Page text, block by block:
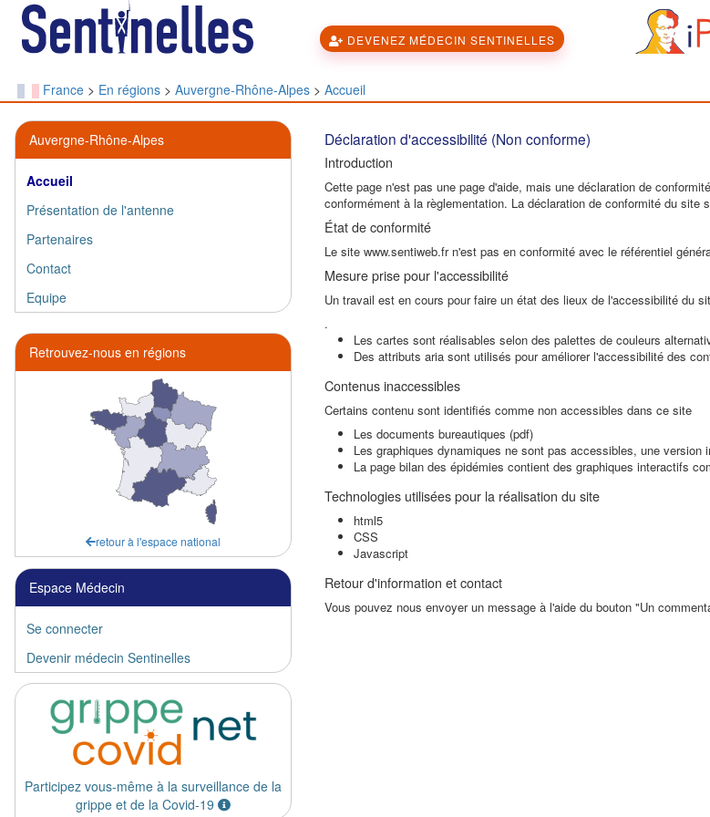
DEVENEZ MÉDECIN SENTINELLES
France > En régions > Auvergne-Rhône-Alpes > Accueil
Auvergne-Rhône-Alpes
Accueil
Présentation de l'antenne
Partenaires
Contact
Equipe
Retrouvez-nous en régions
retour à l'espace national
Espace Médecin
Se connecter
Devenir médecin Sentinelles
Participez vous-même à la surveillance de la
grippe et de la Covid-19
Déclaration d'accessibilité (Non conforme)
Introduction
Cette page n'est pas une page d'aide, mais une déclaration de
conformément à la règlementation. La déclaration de conformité du site
État de conformité
Le site www.sentiweb.fr n'est pas en conformité avec le référentiel
Mesure prise pour l'accessibilité
Un travail est en cours pour faire un état des lieux de l'accessibilité du
.
Les cartes sont réalisables selon des palettes de couleurs
Des attributs aria sont utilisés pour améliorer l'accessibilité des
Contenus inaccessibles
Certains contenu sont identifiés comme non accessibles dans ce site
Les documents bureautiques (pdf)
Les graphiques dynamiques ne sont pas accessibles, une version
La page bilan des épidémies contient des graphiques interactifs
Technologies utilisées pour la réalisation du site
html5
CSS
Javascript
Retour d'information et contact
Vous pouvez nous envoyer un message à l'aide du bouton "Un